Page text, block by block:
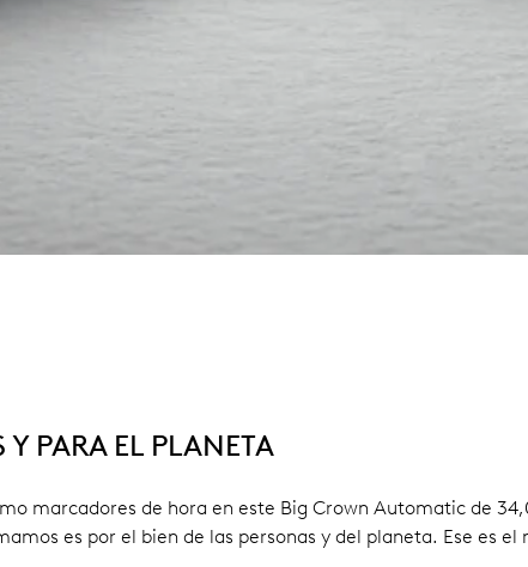
Y PARA EL PLANETA
marcadores de hora en este Big Crown Automatic de
es por el bien de las personas y del planeta. Ese es